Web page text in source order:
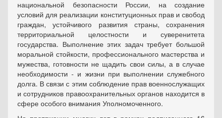
национальной безопасности России, на создание
условий для реализации конституционных прав и свобод
граждан, устойчивого развития страны, сохранения
территориальной целостности и суверенитета
государства. Выполнение этих задач требует большой
моральной стойкости, профессионального мастерства и
мужества, готовности не щадить свои силы, а в случае
необходимости - и жизни при выполнении служебного
долга. В связи с этим соблюдение прав военнослужащих
и сотрудников правоохранительных органов находится в
сфере особого внимания Уполномоченного.